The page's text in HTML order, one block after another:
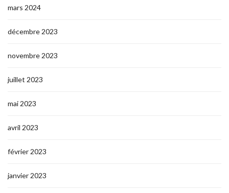
mars 2024
décembre 2023
novembre 2023
juillet 2023
mai 2023
avril 2023
février 2023
janvier 2023